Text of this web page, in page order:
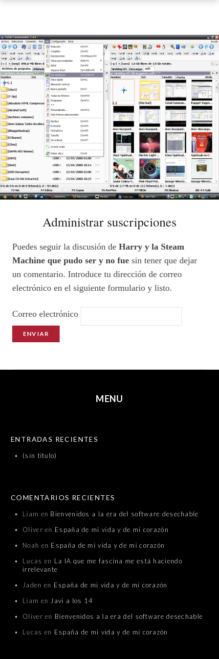
Administrar suscripciones
Puedes seguir la discusión de Harry y la Steam
Machine que pudo ser y no fue sin tener que dejar
un comentario. Introduce tu dirección de correo
electrónico en el siguiente formulario y listo.
Correo electrónico
MENU
ENTRADAS RECIENTES
(sin título)
COMENTARIOS RECIENTES
Liam en Bienvenidos a la era del software desechable
Oliver en España de mi vida y de mi corazón
Noah en España de mi vida y de mi corazón
Lucas en La IA que me fascina me está haciendo
irrelevante
Jaden en España de mi vida y de mi corazón
Liam en Javi a los 14
Oliver en Bienvenidos a la era del software desechable
Lucas en España de mi vida y de mi corazón